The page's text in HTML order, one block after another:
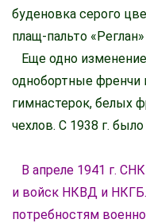
буденовка серого
плащ-пальто
Еще одно
однобортные френчи
гимнастерок, белых
чехлов. С 1938 г.
В апреле 1941 г.
и войск НКВД и
потребностям